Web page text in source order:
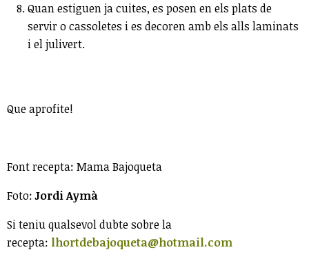
Quan estiguen ja cuites, es posen en els plats de
servir o cassoletes i es decoren amb els alls laminats
i el julivert.
Que aprofite!
Font recepta: Mama Bajoqueta
Foto:Jordi Aymà
Si teniu qualsevol dubte sobre la
recepta: lhortdebajoqueta@hotmail.com